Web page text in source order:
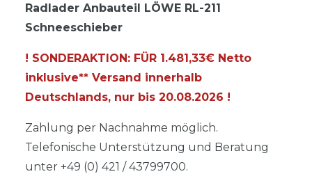
Radlader Anbauteil LÖWE RL-211
Schneeschieber
! SONDERAKTION: FÜR 1.481,33€ Netto
inklusive** Versand innerhalb
Deutschlands, nur bis 20.08.2026 !
Zahlung per Nachnahme möglich.
Telefonische Unterstützung und Beratung
unter +49 (0) 421 / 43799700.